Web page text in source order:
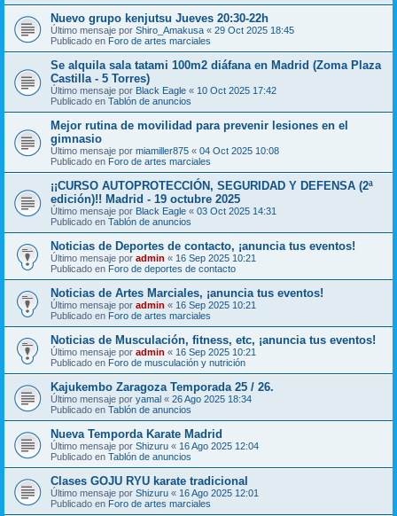
Nuevo grupo kenjutsu Jueves 20:30-22h
Último mensaje por Shiro_Amakusa « 29 Oct 2025 18:45
Publicado en Foro de artes marciales
Se alquila sala tatami 100m2 diáfana en Madrid (Zoma Plaza
Castilla - 5 Torres)
Último mensaje por Black Eagle « 10 Oct 2025 17:42
Publicado en Tablón de anuncios
Mejor rutina de movilidad para prevenir lesiones en el
gimnasio
Último mensaje por miamiller875 « 04 Oct 2025 10:08
Publicado en Foro de artes marciales
¡¡CURSO AUTOPROTECCIÓN, SEGURIDAD Y DEFENSA (2ª
edición)!! Madrid - 19 octubre 2025
Último mensaje por Black Eagle « 03 Oct 2025 14:31
Publicado en Tablón de anuncios
Noticias de Deportes de contacto, ¡anuncia tus eventos!
Último mensaje por admin « 16 Sep 2025 10:21
Publicado en Foro de deportes de contacto
Noticias de Artes Marciales, ¡anuncia tus eventos!
Último mensaje por admin « 16 Sep 2025 10:21
Publicado en Foro de artes marciales
Noticias de Musculación, fitness, etc, ¡anuncia tus eventos!
Último mensaje por admin « 16 Sep 2025 10:21
Publicado en Foro de musculación y nutrición
Kajukembo Zaragoza Temporada 25 / 26.
Último mensaje por yamal « 26 Ago 2025 18:34
Publicado en Tablón de anuncios
Nueva Temporda Karate Madrid
Último mensaje por Shizuru « 16 Ago 2025 12:04
Publicado en Tablón de anuncios
Clases GOJU RYU karate tradicional
Último mensaje por Shizuru « 16 Ago 2025 12:01
Publicado en Foro de artes marciales